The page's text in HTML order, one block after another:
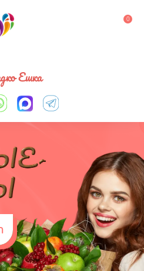
083 33 05 0
Ешка